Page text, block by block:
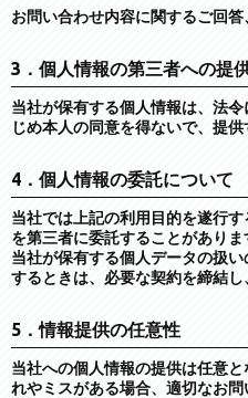
お問い合わせ内容に関するご回
3．個人情報の第三者への提
当社が保有する個人情報は、法
じめ本人の同意を得ないで、提供
4．個人情報の委託について
当社では上記の利用目的を遂行
を第三者に委託することがありま
当社が保有する個人データの扱
するときは、必要な契約を締結し
5．情報提供の任意性
当社への個人情報の提供は任意
れやミスがある場合、適切なお